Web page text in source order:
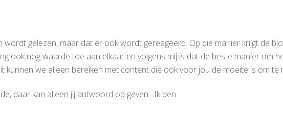
gelezen, maar dat er ook wordt gereageerd. Op die manier krijgt de
ook nog waarde toe aan elkaar en volgens mij is dat de beste manier om
we alleen bereiken met content die ook voor jou de moeite is om te
daar kan alleen jij antwoord op geven. Ik ben